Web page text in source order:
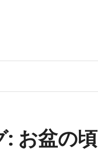
: お盆の頃